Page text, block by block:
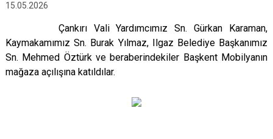
Eldivan
Kızılırmak
Yapraklı
15.05.2026
Çankırı Vali Yardımcımız Sn. Gürkan Karaman,
Kaymakamımız Sn. Burak Yılmaz, Ilgaz Belediye Başkanımız
Sn. Mehmed Öztürk ve beraberindekiler Başkent Mobilyanın
mağaza açılışına katıldılar.